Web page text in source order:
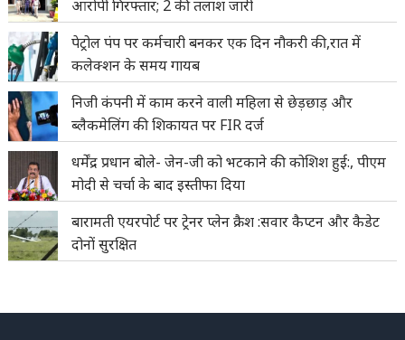
आरोपी गिरफ्तार; 2 की तलाश जारी
पेट्रोल पंप पर कर्मचारी बनकर एक दिन नौकरी की,रात में
कलेक्शन के समय गायब
निजी कंपनी में काम करने वाली महिला से छेड़छाड़ और
ब्लैकमेलिंग की शिकायत पर FIR दर्ज
धर्मेंद्र प्रधान बोले- जेन-जी को भटकाने की कोशिश हुई:, पीएम
मोदी से चर्चा के बाद इस्तीफा दिया
बारामती एयरपोर्ट पर ट्रेनर प्लेन क्रैश :सवार कैप्टन और कैडेट
दोनों सुरक्षित